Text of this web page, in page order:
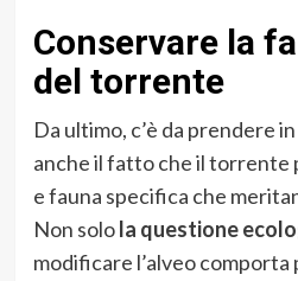
Conservare la
del torrente
Da ultimo, c’è da prendere
anche il fatto che il torrente
e fauna specifica che
Non solola questione
modificare l’alveo